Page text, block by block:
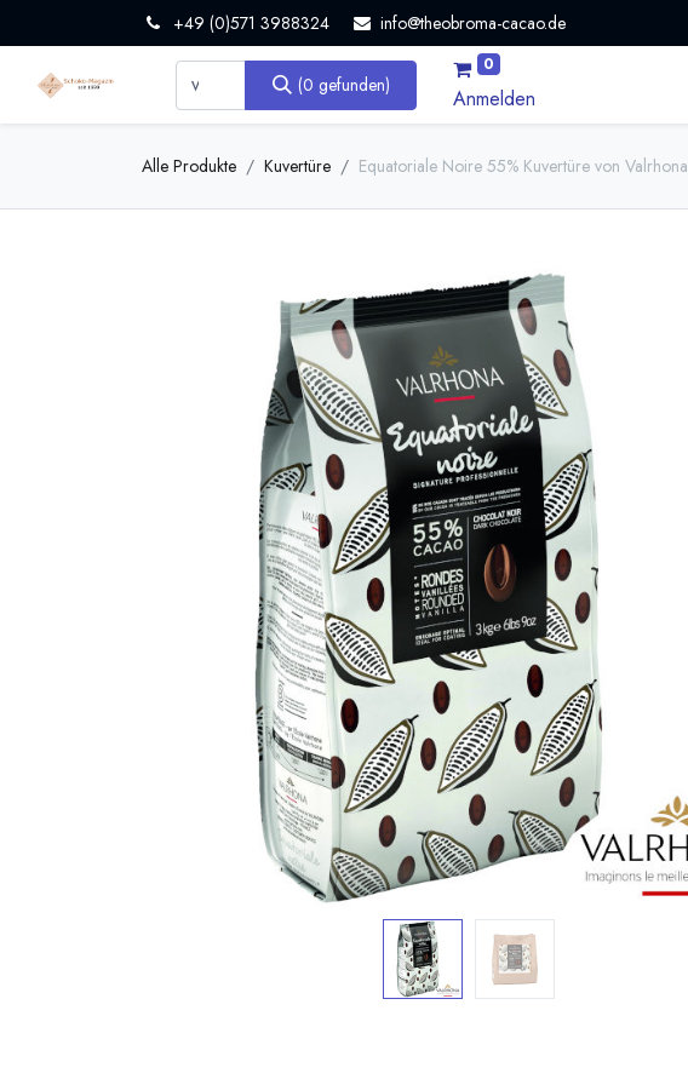
+49 (0)571 3988324 info@theobroma-cacao.de
(0 gefunden)
0
Anmelden
Alle Produkte Kuvertüre Equatoriale Noire 55% Kuvertüre von Valrhona